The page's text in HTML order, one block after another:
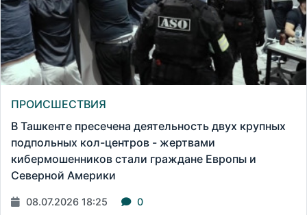
ПРОИСШЕСТВИЯ
В Ташкенте пресечена деятельность двух крупных
подпольных кол-центров - жертвами
кибермошенников стали граждане Европы и
Северной Америки
08.07.2026 18:25 0